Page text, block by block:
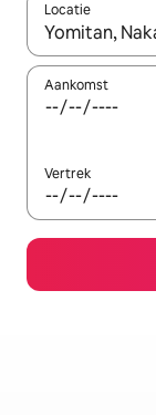
Locatie
Wanneer er
Aankomst
Vertrek